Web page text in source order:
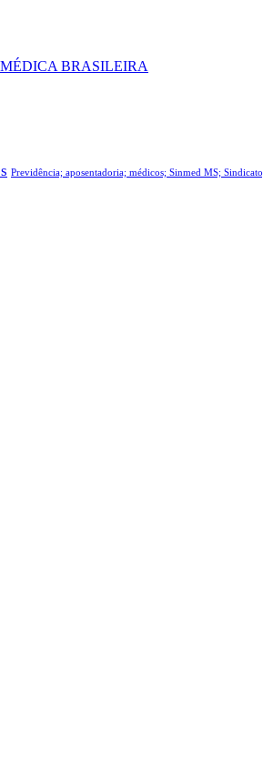
BRASILEIRA
Previdência; aposentadoria; médicos; Sinmed MS;